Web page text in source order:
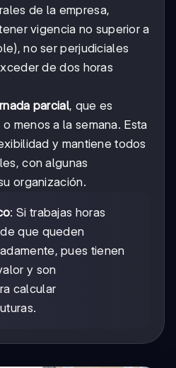
de la empresa,
vigencia no superior a
no ser perjudiciales
de dos horas
parcial, que es
menos a la semana. Esta
y mantiene todos
con algunas
organización.
: Si trabajas horas
que queden
pues tienen
y son
calcular